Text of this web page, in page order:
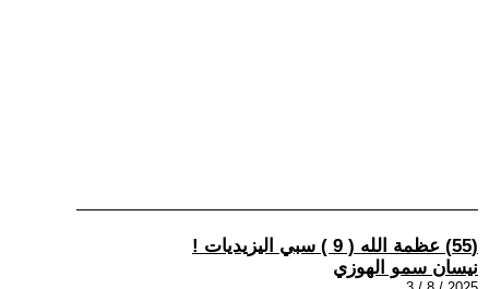
(55) عظمة الله ( 9 ) سبي اليزيديات !
نيسان سمو الهوزي